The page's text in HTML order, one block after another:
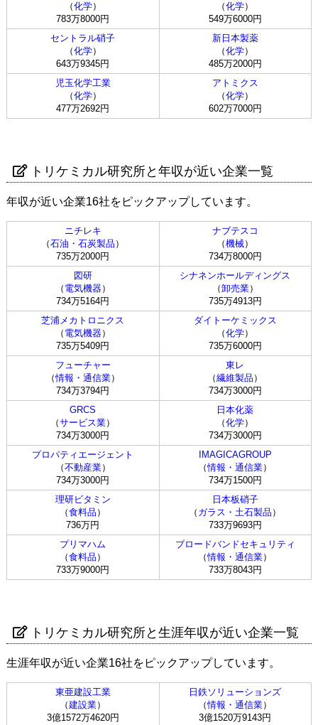
（化学）
783万8000円
（化学）
549万6000円
セントラル硝子
（化学）
643万9345円
新日本製薬
（化学）
485万2000円
児玉化学工業
（化学）
477万2692円
アトミクス
（化学）
602万7000円
トリケミカル研究所と年収が近い企業一覧
年収が近い企業16社をピックアップしています。
ニチレキ
（石油・石炭製品 ）
735万2000円
ナブテスコ
（機械）
734万8000円
図研
（ 電気機器）
734万5164円
シナネンホールディングス
（卸売業）
735万4913円
芝浦メカトロニクス
（ 電気機器）
735万5409円
ダイトーケミックス
（化学）
735万6000円
フューチャー
（情報・通信業）
734万3794円
東レ
（繊維製品 ）
734万3000円
GRCS
（サービス業）
734万3000円
日本化薬
（化学）
734万3000円
プロパティエージェント
（不動産業）
734万3000円
IMAGICAGROUP
（情報・通信業）
734万1500円
理研ビタミン
（食料品 ）
736万円
日本板硝子
（ ガラス・土石製品 ）
733万9693円
プリマハム
（食料品 ）
733万9000円
ブロードバンドセキュリティ
（情報・通信業）
733万8043円
トリケミカル研究所と生涯年収が近い企業一覧
生涯年収が近い企業16社をピックアップしています。
東亜建設工業
（建設業）
3億1572万4620円
日鉄ソリューションズ
（情報・通信業）
3億1520万9143円